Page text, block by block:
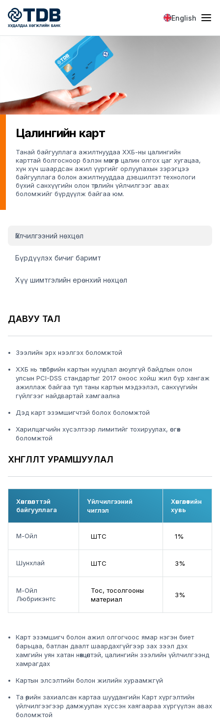
Skip to main content
English
Цалингийн карт
Танай байгууллага ажилтнуудаа ХХБ-ны цалингийн
карттай болгосноор бэлэн мөнгөөр цалин олгох цаг хугацаа,
хүн хүч шаардсан ажил үүргийг орлуулахын зэрэгцээ
байгууллага болон ажилтнууддаа дэвшилтэт технологи
бүхий санхүүгийн олон төрлийн үйлчилгээг авах
боломжийг бүрдүүлж байгаа юм.
Үйлчилгээний нөхцөл
Бүрдүүлэх бичиг баримт
Хүү шимтгэлийн ерөнхий нөхцөл
ДАВУУ ТАЛ
Зээлийн эрх нээлгэх боломжтой
ХХБ нь төлбөрийн картын нууцлал аюулгүй байдлын олон
улсын PCI-DSS стандартыг 2017 оноос хойш жил бүр хангаж
ажиллаж байгаа тул таны картын мэдээлэл, санхүүгийн
гүйлгээг найдвартай хамгаална
Дэд карт эзэмшигчтэй болох боломжтой
Харилцагчийн хүсэлтээр лимитийг тохируулах, өсгөх
боломжтой
ХӨНГӨЛӨЛТ УРАМШУУЛАЛ
Хөнгөлөлттэй
байгууллага
Үйлчилгээний
чиглэл
Хөнгөлөтийн
хувь
М-Ойл ШТС 1%
Шунхлай ШТС 3%
М-Ойл
Любрикэнтс
Тос, тосолгооны
материал
3%
Карт эзэмшигч болон ажил олгогчоос ямар нэгэн биет
барьцаа, батлан даалт шаардахгүйгээр зах зээл дэх
хамгийн уян хатан нөхцөлтэй, цалингийн зээлийн үйлчилгээнд
хамрагдах
Картын элсэлтийн болон жилийн хураамжгүй
Та өөрийн захиалсан картаа шуудангийн Карт хүргэлтийн
үйлчилгээгээр дамжуулан хүссэн хаягаараа хүргүүлэн авах
боломжтой